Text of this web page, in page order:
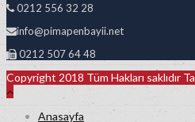
0212 556 32 28
info@pimapenbayii.net
0212 507 64 48
Copyright 2018 Tüm Hakları saklıdır
Anasayfa